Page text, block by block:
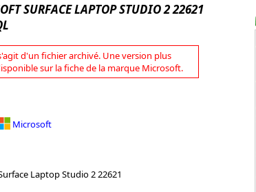
SURFACE LAPTOP STUDIO 2 22621
d'un fichier archivé. Une version plus
sur la fiche de la marque Microsoft.
Microsoft
Laptop Studio 2 22621